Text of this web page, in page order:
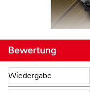
Bewertung
Wiedergabe